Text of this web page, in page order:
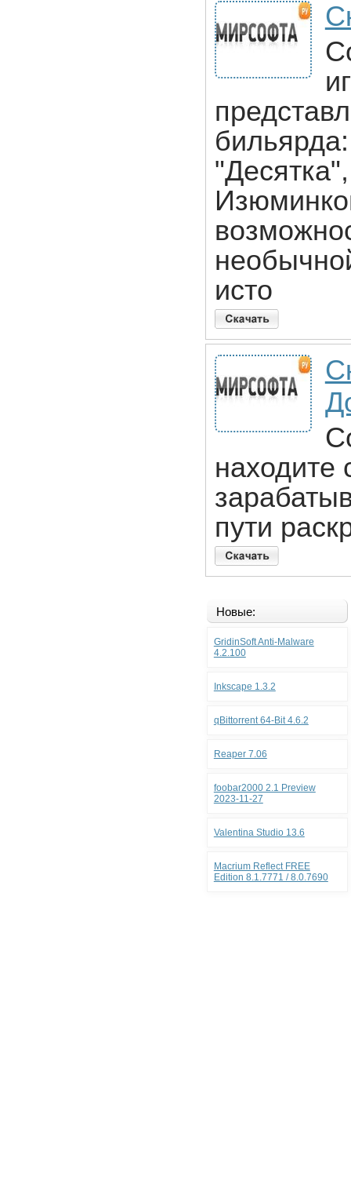
исто
находите
пути
Новые:
GridinSoft Anti-Malware
4.2.100
Inkscape 1.3.2
qBittorrent 64-Bit 4.6.2
Reaper 7.06
foobar2000 2.1 Preview
2023-11-27
Valentina Studio 13.6
Macrium Reflect FREE
Edition 8.1.7771 / 8.0.7690